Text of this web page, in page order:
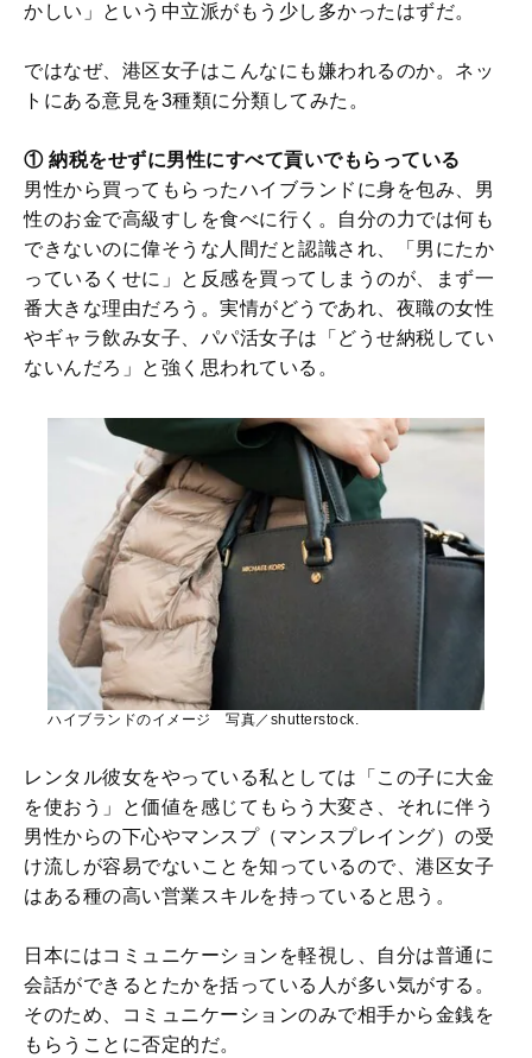
かしい」という中立派がもう少し多かったはずだ。
ではなぜ、港区女子はこんなにも嫌われるのか。ネッ
トにある意見を3種類に分類してみた。
① 納税をせずに男性にすべて貢いでもらっている
男性から買ってもらったハイブランドに身を包み、男
性のお金で高級すしを食べに行く。自分の力では何も
できないのに偉そうな人間だと認識され、「男にたか
っているくせに」と反感を買ってしまうのが、まず一
番大きな理由だろう。実情がどうであれ、夜職の女性
やギャラ飲み女子、パパ活女子は「どうせ納税してい
ないんだろ」と強く思われている。
ハイブランドのイメージ 写真／shutterstock.
レンタル彼女をやっている私としては「この子に大金
を使おう」と価値を感じてもらう大変さ、それに伴う
男性からの下心やマンスプ（マンスプレイング）の受
け流しが容易でないことを知っているので、港区女子
はある種の高い営業スキルを持っていると思う。
日本にはコミュニケーションを軽視し、自分は普通に
会話ができるとたかを括っている人が多い気がする。
そのため、コミュニケーションのみで相手から金銭を
もらうことに否定的だ。